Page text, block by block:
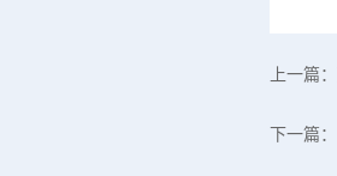
上一篇：
下一篇：